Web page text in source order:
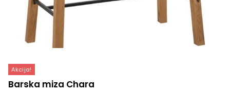
Akcija!
Barska miza Chara